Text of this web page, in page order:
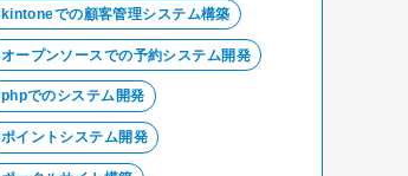
kintoneでの顧客管理システム構築
オープンソースでの予約システム開発
phpでのシステム開発
ポイントシステム開発